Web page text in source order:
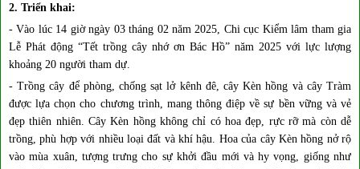
2. Triển khai:
- Vào lúc 14 giờ ngày 03 tháng 02 năm 2025, Chi cục Kiểm lâm tham gia
Lễ Phát động “Tết trồng cây nhớ ơn Bác Hồ” năm 2025 với lực lượng
khoảng 20 người tham dự.
- Trồng cây để phòng, chống sạt lở kênh đê, cây Kèn hồng và cây Tràm
được lựa chọn cho chương trình, mang thông điệp về sự bền vững và vẻ
đẹp thiên nhiên. Cây Kèn hồng không chỉ có hoa đẹp, rực rỡ mà còn dễ
trồng, phù hợp với nhiều loại đất và khí hậu. Hoa của cây Kèn hồng nở rộ
vào mùa xuân, tượng trưng cho sự khởi đầu mới và hy vọng, giống như